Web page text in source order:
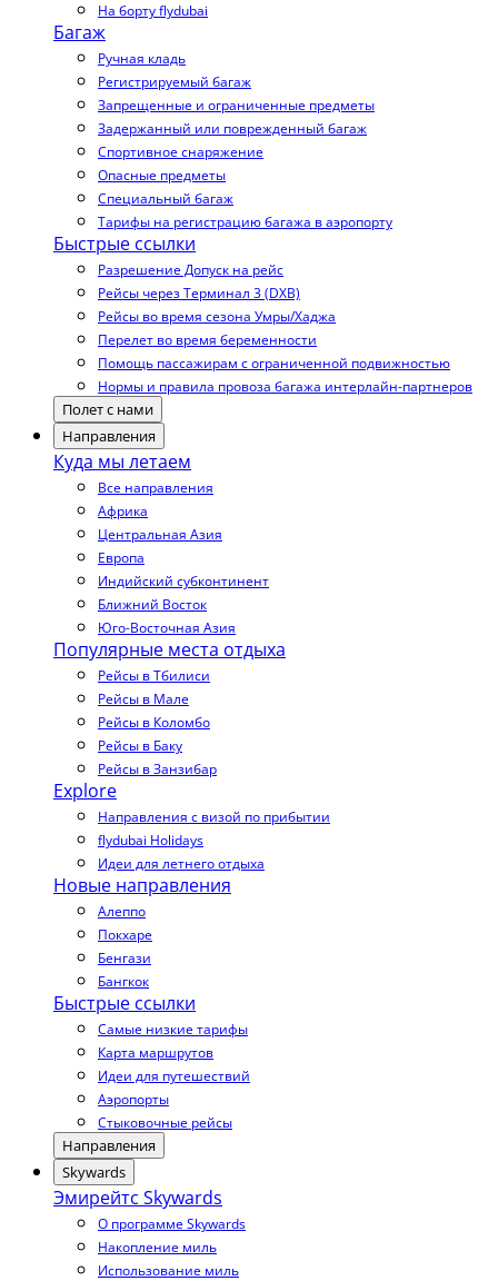
На борту flydubai
Багаж
Ручная кладь
Регистрируемый багаж
Запрещенные и ограниченные предметы
Задержанный или поврежденный багаж
Спортивное снаряжение
Опасные предметы
Специальный багаж
Тарифы на регистрацию багажа в аэропорту
Быстрые ссылки
Разрешение Допуск на рейс
Рейсы через Терминал 3 (DXB)
Рейсы во время сезона Умры/Хаджа
Перелет во время беременности
Помощь пассажирам с ограниченной подвижностью
Нормы и правила провоза багажа интерлайн-партнеров
Полет с нами
Направления
Куда мы летаем
Все направления
Африка
Центральная Азия
Европа
Индийский субконтинент
Ближний Восток
Юго-Восточная Азия
Популярные места отдыха
Рейсы в Тбилиси
Рейсы в Мале
Рейсы в Коломбо
Рейсы в Баку
Рейсы в Занзибар
Explore
Направления с визой по прибытии
flydubai Holidays
Идеи для летнего отдыха
Новые направления
Алеппо
Покхаре
Бенгази
Бангкок
Быстрые ссылки
Самые низкие тарифы
Карта маршрутов
Идеи для путешествий
Аэропорты
Стыковочные рейсы
Направления
Skywards
Эмирейтс Skywards
О программе Skywards
Накопление миль
Использование миль